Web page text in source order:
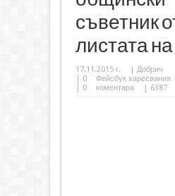
съветник
листата
17.11.2015 г.
Добрич
0
Фейсбук харесвания
0 коментара | 6387